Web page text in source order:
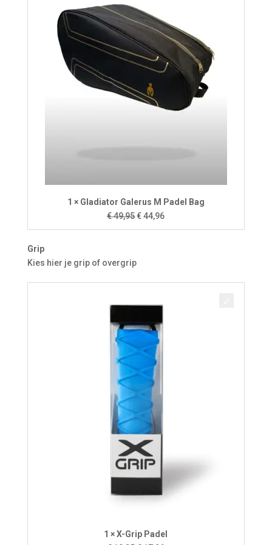
1 × Gladiator Galerus M Padel Bag
€49,95Oorspronkelijke
prijs
€44,96Huidige
prijs
Grip
Kies hier je grip of overgrip
1 × X-Grip Padel